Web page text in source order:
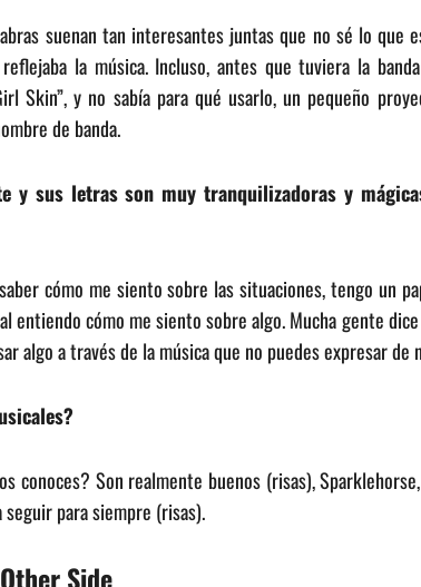
suenan tan interesantes juntas que no sé lo que
la música. Incluso, antes que tuviera la
Skin”, y no sabía para qué usarlo, un pequeño
de banda.
y sus letras son muy tranquilizadoras y
cómo me siento sobre las situaciones, tengo un
entiendo cómo me siento sobre algo. Mucha gente
algo a través de la música que no puedes expresar de
conoces? Son realmente buenos (risas),
para siempre (risas).
Side